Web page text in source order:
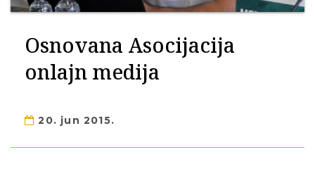
Osnovana Asocijacija
onlajn medija
20. jun 2015.